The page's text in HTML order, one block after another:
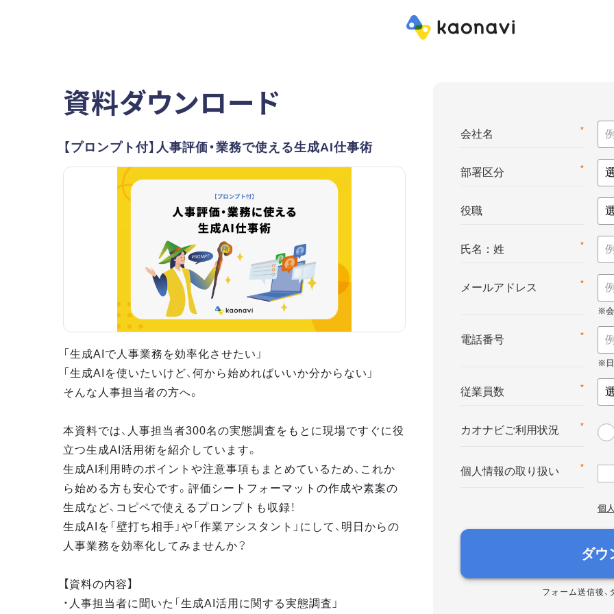
資料ダウンロード
【プロンプト付】人事評価・業務で使える生成AI仕事術
「生成AIで人事業務を効率化させたい」
「生成AIを使いたいけど、何から始めればいいか分からない」
そんな人事担当者の方へ。
本資料では、人事担当者300名の実態調査をもとに現場ですぐに役
立つ生成AI活用術を紹介しています。
生成AI利用時のポイントや注意事項もまとめているため、これか
ら始める方も安心です。評価シートフォーマットの作成や素案の
生成など、コピペで使えるプロンプトも収録！
生成AIを「壁打ち相手」や「作業アシスタント」にして、明日からの
人事業務を効率化してみませんか？
【資料の内容】
・人事担当者に聞いた「生成AI活用に関する実態調査」
*
会社名
*
部署区分
役職
*
氏名：姓
*
メールアドレス
*
電話番号
*
従業員数
*
カオナビご利用状況
*
個人情報の取り扱い
個
ダウ
フォーム送信後